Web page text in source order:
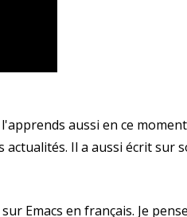
aussi en ce
Il a aussi écrit sur
Emacs en français. Je